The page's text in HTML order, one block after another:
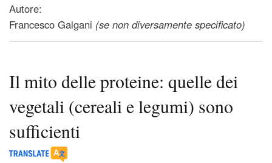
Autore:
Francesco Galgani (se non diversamente specificato)
Il mito delle proteine: quelle dei
vegetali (cereali e legumi) sono
sufficienti